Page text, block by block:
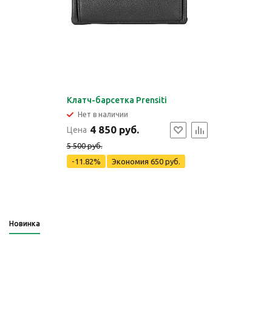
Клатч-барсетка Prensiti
Нет в наличии
Цена 4 850 руб.
5 500 руб.
-11.82%
Экономия 650 руб.
Новинка